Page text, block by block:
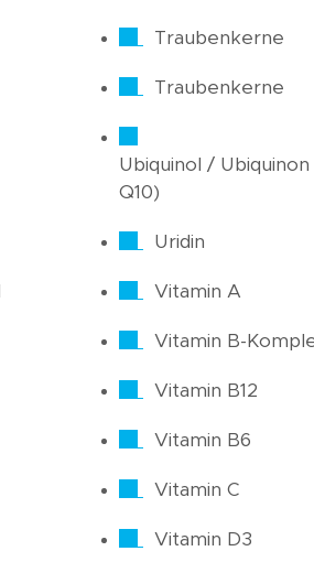
Traubenkerne
Traubenkerne
Ubiquinol /
Q10)
Uridin
Vitamin A
Vitamin B-
Vitamin B12
Vitamin B6
Vitamin C
Vitamin D3